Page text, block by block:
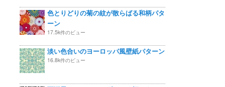
色とりどりの菊の紋が散らばる和柄パタ
ーン
17.5k件のビュー
淡い色合いのヨーロッパ風壁紙パターン
16.8k件のビュー